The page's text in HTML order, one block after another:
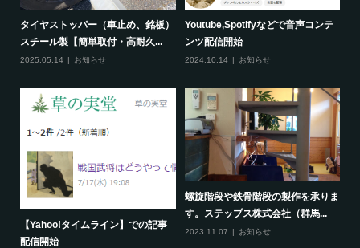
タイヤストッパー（車止め、銘板）
スチール製【簡単取付・高耐久...
2025.05.14 お知らせ
Youtube,Spotifyなどで音声コンテ
ンツ配信開始
2024.10.14 お知らせ
【Yahoo!タイムライン】での記事
配信開始
螺旋階段や鉄骨階段の製作を承りま
す。ステップス株式会社（群馬...
2023.11.07 お知らせ